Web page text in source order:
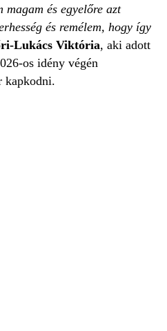
magam és egyelőre azt
és remélem, hogy így
Lukács Viktória, aki adott
os idény végén
kapkodni.